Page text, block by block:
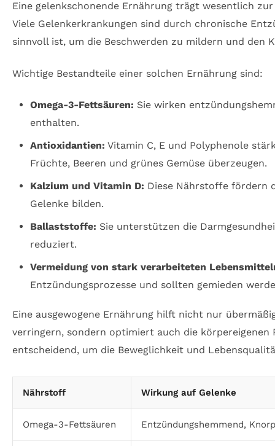
Eine gelenkschonende Ernährung trägt wesentlich
Viele Gelenkerkrankungen sind durch chronische
sinnvoll ist, um die Beschwerden zu mildern und den
Wichtige Bestandteile einer solchen Ernährung sind:
Omega-3-Fettsäuren: Sie wirken
enthalten.
Antioxidantien: Vitamin C, E und Polyphenole
Früchte, Beeren und grünes Gemüse überzeugen.
Kalzium und Vitamin D: Diese Nährstoffe fördern
Gelenke bilden.
Ballaststoffe: Sie unterstützen die
reduziert.
Vermeidung von stark verarbeiteten
Entzündungsprozesse und sollten gemieden
Eine ausgewogene Ernährung hilft nicht nur
verringern, sondern optimiert auch die
entscheidend, um die Beweglichkeit und
Nährstoff Wirkung auf Gelenke
Omega-3-Fettsäuren Entzündungshemmend,